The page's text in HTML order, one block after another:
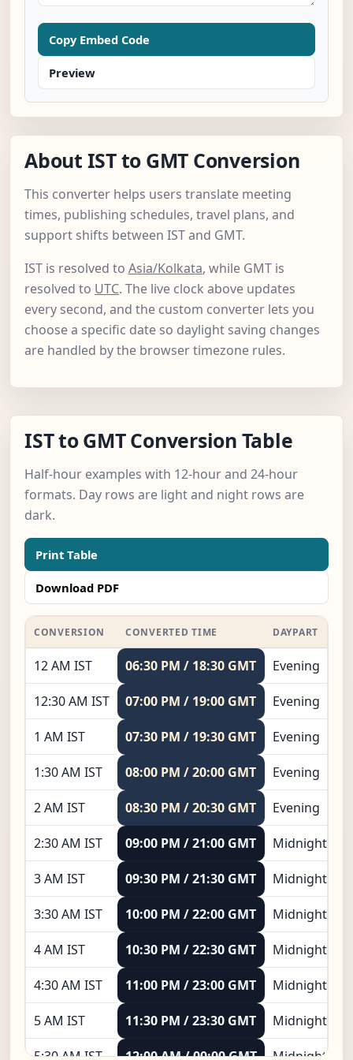
Copy Embed Code
Preview
About IST to GMT Conversion
This converter helps users translate meeting
times, publishing schedules, travel plans, and
support shifts between IST and GMT.
IST is resolved to Asia/Kolkata, while GMT is
resolved to UTC. The live clock above updates
every second, and the custom converter lets you
choose a specific date so daylight saving changes
are handled by the browser timezone rules.
IST to GMT Conversion Table
Half-hour examples with 12-hour and 24-hour
formats. Day rows are light and night rows are
dark.
Print Table
Download PDF
CONVERSION CONVERTED TIME DAYPART
12 AM IST 06:30 PM / 18:30 GMT Evening
12:30 AM IST 07:00 PM / 19:00 GMT Evening
1 AM IST 07:30 PM / 19:30 GMT Evening
1:30 AM IST 08:00 PM / 20:00 GMT Evening
2 AM IST 08:30 PM / 20:30 GMT Evening
2:30 AM IST 09:00 PM / 21:00 GMT Midnight
3 AM IST 09:30 PM / 21:30 GMT Midnight
3:30 AM IST 10:00 PM / 22:00 GMT Midnight
4 AM IST 10:30 PM / 22:30 GMT Midnight
4:30 AM IST 11:00 PM / 23:00 GMT Midnight
5 AM IST 11:30 PM / 23:30 GMT Midnight
5:30 AM IST 12:00 AM / 00:00 GMT Midnight